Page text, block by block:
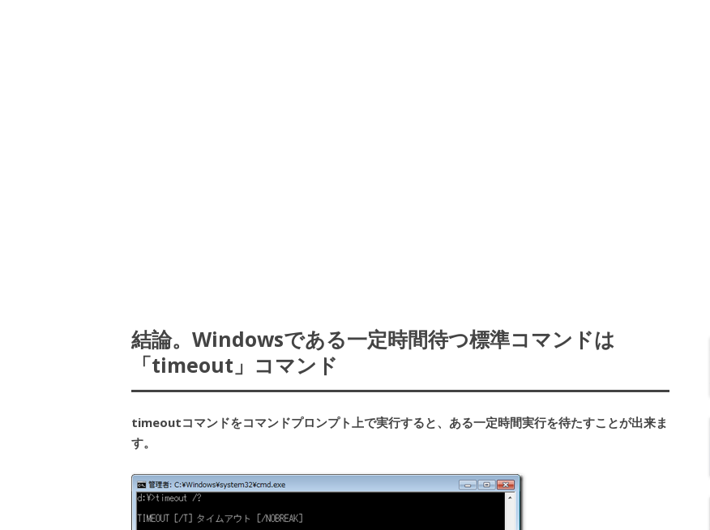
結論。Windowsである一定時間待つ標準コマンドは
「timeout」コマンド
timeoutコマンドをコマンドプロンプト上で実行すると、ある一定時間実行を待たすことが出来ま
す。